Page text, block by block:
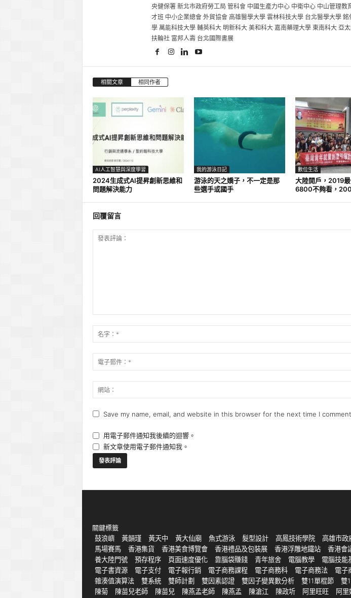
央健保署 新北市政府勞工局 管科會 中國生產力中心 中衛中心 中山管理
才班 中小企業總會 外貿協會 高雄醫學大學 雲林科技大學 台北醫學大學
學 萬能科技大學 輔英科大 明新科大 美和科大 嘉南藥理大學 東南科大 亞
扶輪社 富邦人壽 台北國際書展
相關文章 相同作者
AI人工智慧與深度學習
2024生成式AI提昇創新思維和
問題解決能力
我的游泳日記
游泳的天之嬌子，不一定是那
些選手或國手
數位生活
大陸開戶，2019最
6800不夠看，
回覆留言
Save my name, email, and website in this browser for the next time I
用電子郵件通知我後續的迴響。
新文章使用電子郵件通知我。
關鍵標籤
鼓浪嶼
黃韻瑾 黃天中 黃大仙廟 魚式游泳 髮型設計 高鳳技術學院 高雄市政
馬場賽馬
香港集貨 香港美食博覽會 香港禮品及包裝展 香港浮雕地鐵站 香港會
養大陸門號
預存程序 頁面速度優化 靠腦袋賺錢 青年旅舍 電腦教學 電腦技能
電子書資源
電子支付 電子報行銷 電子商務課程 電子商務科 電子商務法 電子
雜湊值演算法
雙系統 雙師計劃 雙因素認證 雙因子變異數分析 雙11單棍節 雙
陳菊
陳苗兒老師 陳苗兒 陳燕孟老師 陳燕孟 陳滄江 陳政圻 阿里旺旺 阿里